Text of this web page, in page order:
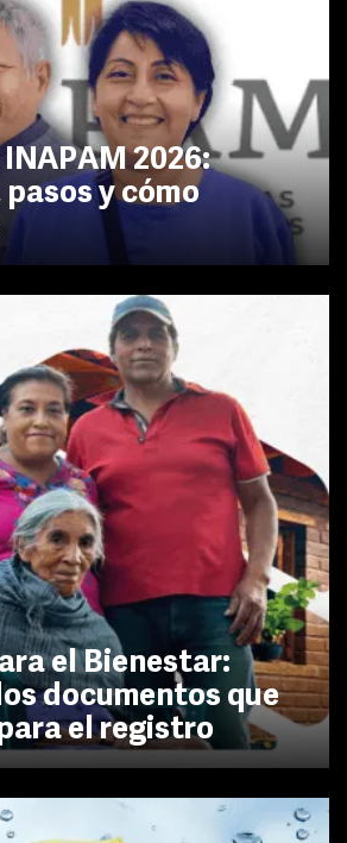
2026:
y cómo
el Bienestar:
documentos que
el registro